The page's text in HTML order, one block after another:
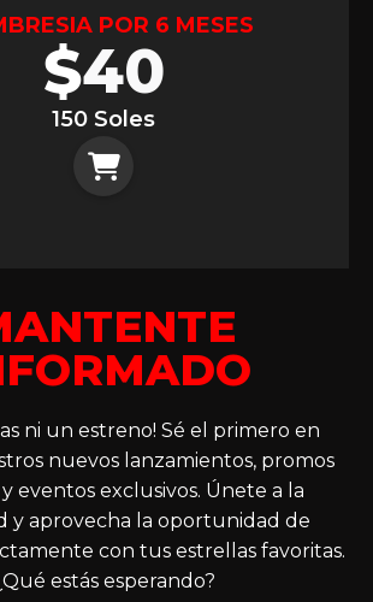
POR 6 MESES
$40
150 Soles
ni un estreno! Sé el primero en
nuevos lanzamientos, promos
eventos exclusivos. Únete a la
y aprovecha la oportunidad de
con tus estrellas favoritas.
estás esperando?